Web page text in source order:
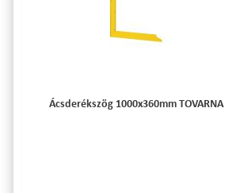
Ácsderékszög 1000x360mm TOVARNA